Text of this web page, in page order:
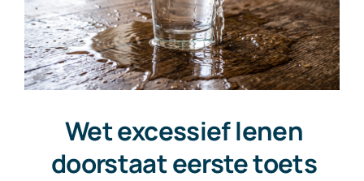
Wet excessief lenen
doorstaat eerste toets